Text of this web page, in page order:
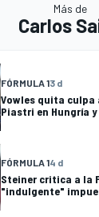
Más de
Carlos
FÓRMULA 13 d
Vowles quita culpa
Piastri en Hungría
FÓRMULA 14 d
Steiner critica a la
"indulgente"